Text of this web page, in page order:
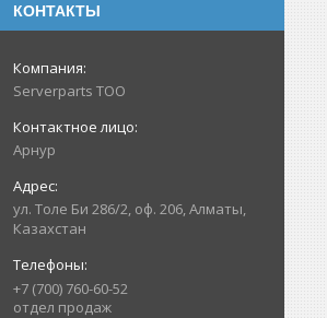
КОНТАКТЫ
Serverparts ТОО
Арнур
ул. Толе Би 286/2, оф. 206, Алматы,
Казахстан
+7 (700) 760-60-52
отдел продаж